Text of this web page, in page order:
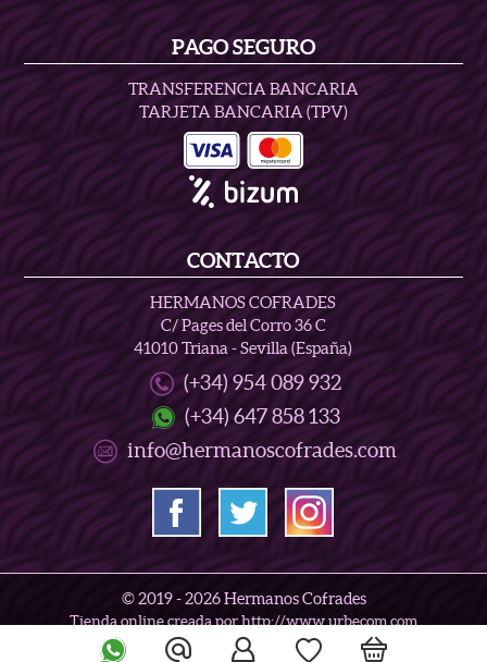
PAGO SEGURO
TRANSFERENCIA BANCARIA
TARJETA BANCARIA (TPV)
CONTACTO
HERMANOS COFRADES
C/ Pages del Corro 36 C
41010 Triana - Sevilla (España)
(+34) 954 089 932
(+34) 647 858 133
info@hermanoscofrades.com
© 2019 -2026 Hermanos Cofrades
Tienda online creada por http://www.urbecom.com